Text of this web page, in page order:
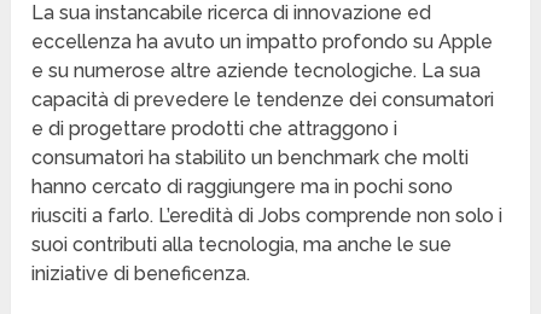
La sua instancabile ricerca di innovazione ed
eccellenza ha avuto un impatto profondo su Apple
e su numerose altre aziende tecnologiche. La sua
capacità di prevedere le tendenze dei consumatori
e di progettare prodotti che attraggono i
consumatori ha stabilito un benchmark che molti
hanno cercato di raggiungere ma in pochi sono
riusciti a farlo. L’eredità di Jobs comprende non solo i
suoi contributi alla tecnologia, ma anche le sue
iniziative di beneficenza.